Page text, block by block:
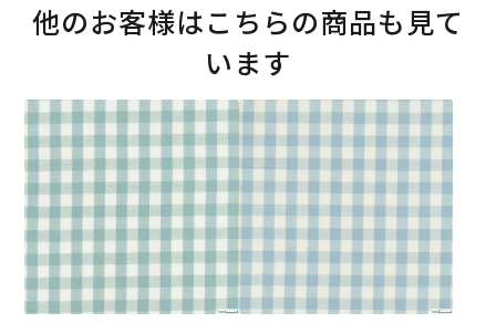
他のお客様はこちらの商品も見て
います